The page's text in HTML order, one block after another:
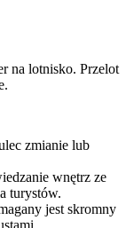
na lotnisko. Przelot
zmianie lub
wnętrz ze
turystów.
jest skromny